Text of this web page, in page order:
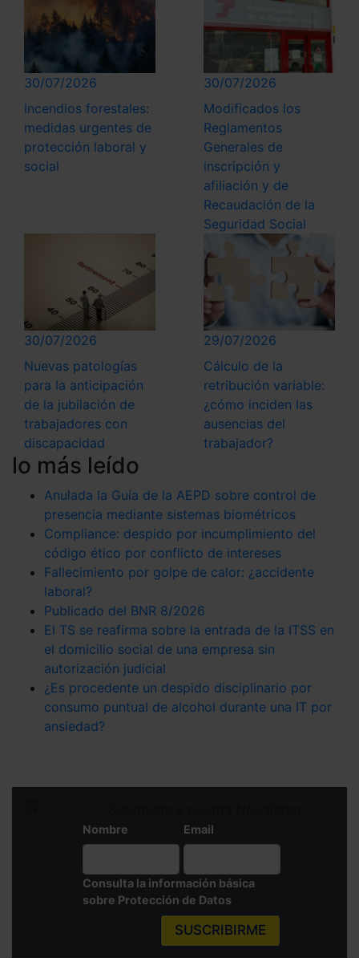
30/07/2026
Incendios forestales:
medidas urgentes de
protección laboral y
social
30/07/2026
Modificados los
Reglamentos
Generales de
inscripción y
afiliación y de
Recaudación de la
Seguridad Social
30/07/2026
Nuevas patologías
para la anticipación
de la jubilación de
trabajadores con
discapacidad
29/07/2026
Cálculo de la
retribución variable:
¿cómo inciden las
ausencias del
trabajador?
lo más leído
Anulada la Guía de la AEPD sobre control de
presencia mediante sistemas biométricos
Compliance: despido por incumplimiento del
código ético por conflicto de intereses
Fallecimiento por golpe de calor: ¿accidente
laboral?
Publicado del BNR 8/2026
El TS se reafirma sobre la entrada de la ITSS en
el domicilio social de una empresa sin
autorización judicial
¿Es procedente un despido disciplinario por
consumo puntual de alcohol durante una IT por
ansiedad?
Nombre Email
Consulta la información básica
sobre Protección de Datos
SUSCRIBIRME